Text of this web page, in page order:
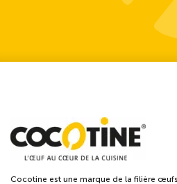
Cocotine est une marque de la filière